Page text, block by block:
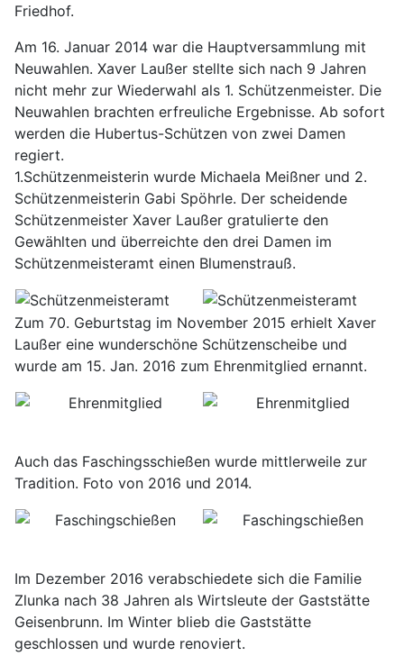
Friedhof.
Am 16. Januar 2014 war die Hauptversammlung mit
Neuwahlen. Xaver Laußer stellte sich nach 9 Jahren
nicht mehr zur Wiederwahl als 1. Schützenmeister. Die
Neuwahlen brachten erfreuliche Ergebnisse. Ab sofort
werden die Hubertus-Schützen von zwei Damen
regiert.
1.Schützenmeisterin wurde Michaela Meißner und 2.
Schützenmeisterin Gabi Spöhrle. Der scheidende
Schützenmeister Xaver Laußer gratulierte den
Gewählten und überreichte den drei Damen im
Schützenmeisteramt einen Blumenstrauß.
Zum 70. Geburtstag im November 2015 erhielt Xaver
Laußer eine wunderschöne Schützenscheibe und
wurde am 15. Jan. 2016 zum Ehrenmitglied ernannt.
Auch das Faschingsschießen wurde mittlerweile zur
Tradition. Foto von 2016 und 2014.
Im Dezember 2016 verabschiedete sich die Familie
Zlunka nach 38 Jahren als Wirtsleute der Gaststätte
Geisenbrunn. Im Winter blieb die Gaststätte
geschlossen und wurde renoviert.